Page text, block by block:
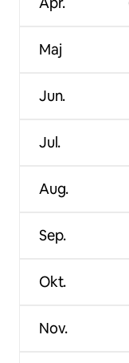
Maj
Jun.
Jul.
Aug.
Sep.
Okt.
Nov.